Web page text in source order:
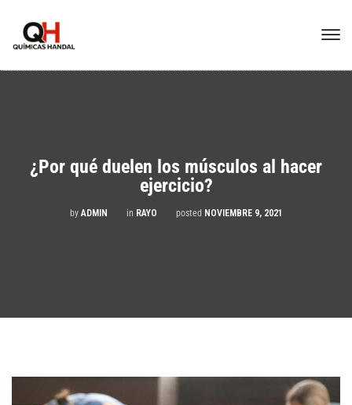
¿Por qué duelen los músculos al hacer
ejercicio?
by ADMIN in RAYO posted NOVIEMBRE 9, 2021